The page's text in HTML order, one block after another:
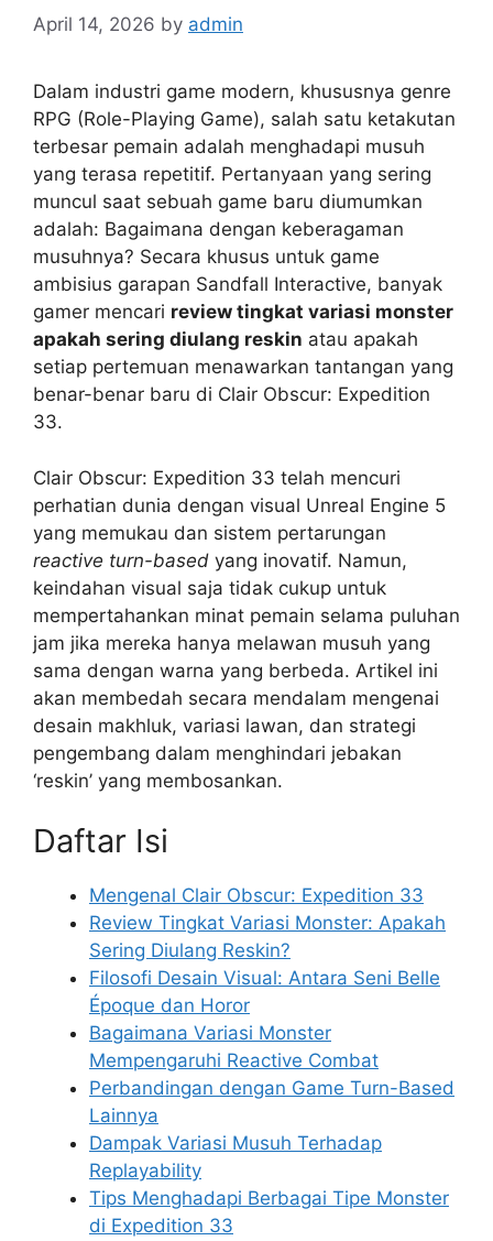
April 14, 2026 by admin
Dalam industri game modern, khususnya genre
RPG (Role-Playing Game), salah satu ketakutan
terbesar pemain adalah menghadapi musuh
yang terasa repetitif. Pertanyaan yang sering
muncul saat sebuah game baru diumumkan
adalah: Bagaimana dengan keberagaman
musuhnya? Secara khusus untuk game
ambisius garapan Sandfall Interactive, banyak
gamer mencari review tingkat variasi monster
apakah sering diulang reskin atau apakah
setiap pertemuan menawarkan tantangan yang
benar-benar baru di Clair Obscur: Expedition
33.
Clair Obscur: Expedition 33 telah mencuri
perhatian dunia dengan visual Unreal Engine 5
yang memukau dan sistem pertarungan
reactive turn-based yang inovatif. Namun,
keindahan visual saja tidak cukup untuk
mempertahankan minat pemain selama puluhan
jam jika mereka hanya melawan musuh yang
sama dengan warna yang berbeda. Artikel ini
akan membedah secara mendalam mengenai
desain makhluk, variasi lawan, dan strategi
pengembang dalam menghindari jebakan
‘reskin’ yang membosankan.
Daftar Isi
Mengenal Clair Obscur: Expedition 33
Review Tingkat Variasi Monster: Apakah
Sering Diulang Reskin?
Filosofi Desain Visual: Antara Seni Belle
Époque dan Horor
Bagaimana Variasi Monster
Mempengaruhi Reactive Combat
Perbandingan dengan Game Turn-Based
Lainnya
Dampak Variasi Musuh Terhadap
Replayability
Tips Menghadapi Berbagai Tipe Monster
di Expedition 33